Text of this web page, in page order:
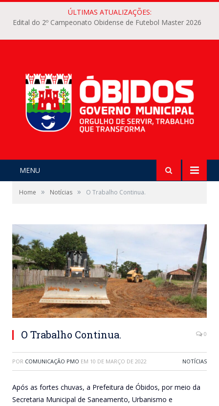
ÚLTIMAS ATUALIZAÇÕES:
Edital do 2º Campeonato Obidense de Futebol Master 2026
MENU
Home » Notícias » O Trabalho Continua.
O Trabalho Continua. 0
POR COMUNICAÇÃO PMO EM 10 DE MARÇO DE 2022 NOTÍCIAS
Após as fortes chuvas, a Prefeitura de Óbidos, por meio da
Secretaria Municipal de Saneamento, Urbanismo e